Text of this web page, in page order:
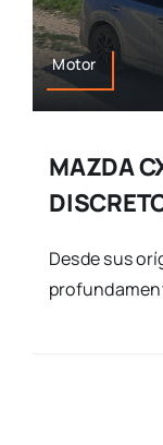
Motor
MAZDA
Desde sus